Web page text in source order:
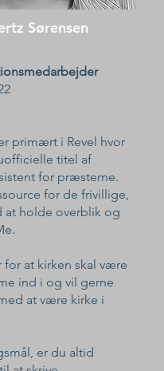
Sørensen
primært i Revel hvor
titel af
for præsterne.
for de frivillige,
holde overblik og
for at kirken skal være
ind i og vil gerne
at være kirke i
er du altid